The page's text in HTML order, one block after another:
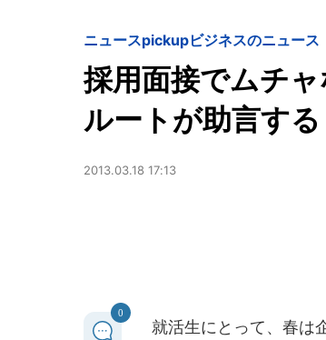
ニュースpickupビジネスのニュース
採用面接でムチ
ルートが助言する
2013.03.18 17:13
0
就活生にとって、春は